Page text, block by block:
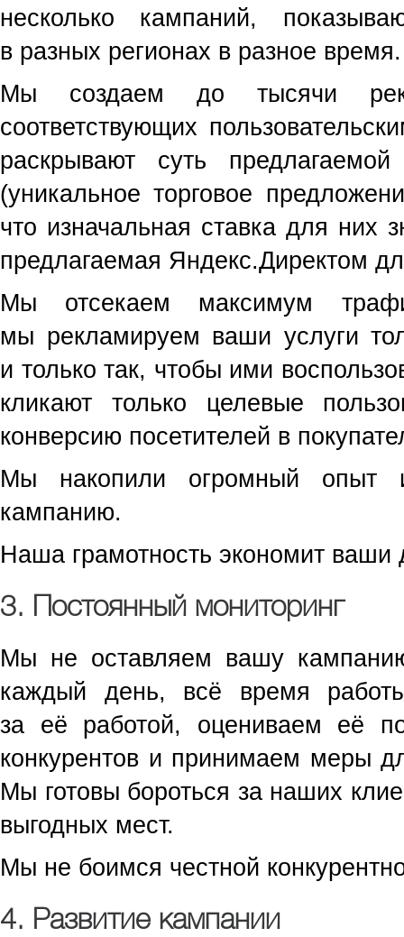
несколько кампаний,
в разных регионах в разное время.
Мы создаем до тысячи
соответствующих
раскрывают суть
(уникальное торговое
что изначальная ставка для них
предлагаемая Яндекс.Директом
Мы отсекаем максимум
мы рекламируем ваши услуги
и только так, чтобы ими
кликают только целевые
конверсию посетителей в
Мы накопили огромный опыт
кампанию.
Наша грамотность экономит ваши
3. Постоянный мониторинг
Мы не оставляем вашу
каждый день, всё время
за её работой, оцениваем её
конкурентов и принимаем меры
Мы готовы бороться за наших
выгодных мест.
Мы не боимся честной
4. Развитие кампании